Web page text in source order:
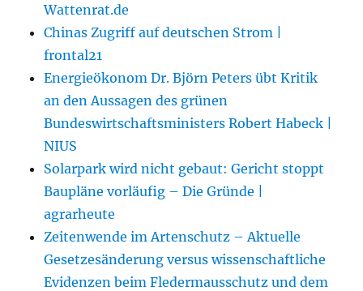
Wattenrat.de
Chinas Zugriff auf deutschen Strom |
frontal21
Energieökonom Dr. Björn Peters übt Kritik
an den Aussagen des grünen
Bundeswirtschaftsministers Robert Habeck |
NIUS
Solarpark wird nicht gebaut: Gericht stoppt
Baupläne vorläufig – Die Gründe |
agrarheute
Zeitenwende im Artenschutz – Aktuelle
Gesetzesänderung versus wissenschaftliche
Evidenzen beim Fledermausschutz und dem